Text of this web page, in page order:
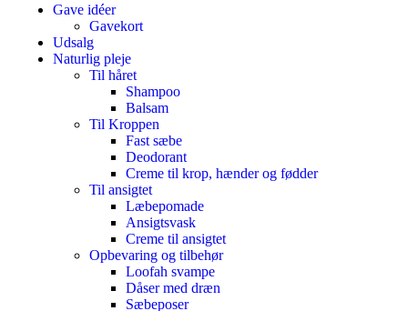
Gave idéer
Gavekort
Udsalg
Naturlig pleje
Til håret
Shampoo
Balsam
Til Kroppen
Fast sæbe
Deodorant
Creme til krop, hænder og fødder
Til ansigtet
Læbepomade
Ansigtsvask
Creme til ansigtet
Opbevaring og tilbehør
Loofah svampe
Dåser med dræn
Sæbeposer